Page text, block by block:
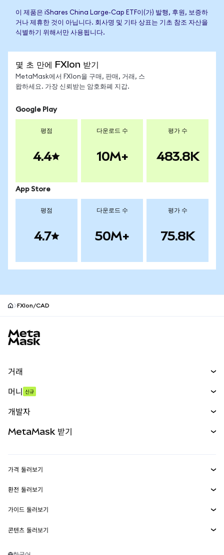
이 제품은 iShares China Large-Cap ETF이(가) 발행, 후원, 보증하
거나 제휴한 것이 아닙니다. 회사명 및 기타 상표는 기초 참조 자산을
식별하기 위해서만 사용됩니다.
몇 초 만에 FXIon 받기
MetaMask에서 FXIon을 구매, 판매, 거래, 스
왑하세요. 가장 신뢰받는 암호화폐 지갑.
Google Play
평점
4.4
다운로드 수
10M+
평가 수
483.8K
App Store
평점
4.7
다운로드 수
50M+
평가 수
75.8K
FXIon/CAD
거래
무기한 선물
실물자산
머니 신규
개발자
MetaMask Connect
Snaps
웹3 서비스
MetaMask 받기
보안
고객 지원
채용
가격 둘러보기
이더리움 가격
솔라나 가격
테더 가격
환전 둘러보기
ETH를 USD로 환전
USDT를 INR로 환전
가이드 둘러보기
ETH 매수
콘텐츠 둘러보기
솔라나 지갑